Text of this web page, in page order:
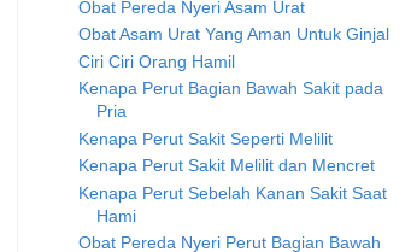
Obat Pereda Nyeri Asam Urat
Obat Asam Urat Yang Aman Untuk Ginjal
Ciri Ciri Orang Hamil
Kenapa Perut Bagian Bawah Sakit pada
Pria
Kenapa Perut Sakit Seperti Melilit
Kenapa Perut Sakit Melilit dan Mencret
Kenapa Perut Sebelah Kanan Sakit Saat
Hami
Obat Pereda Nyeri Perut Bagian Bawah